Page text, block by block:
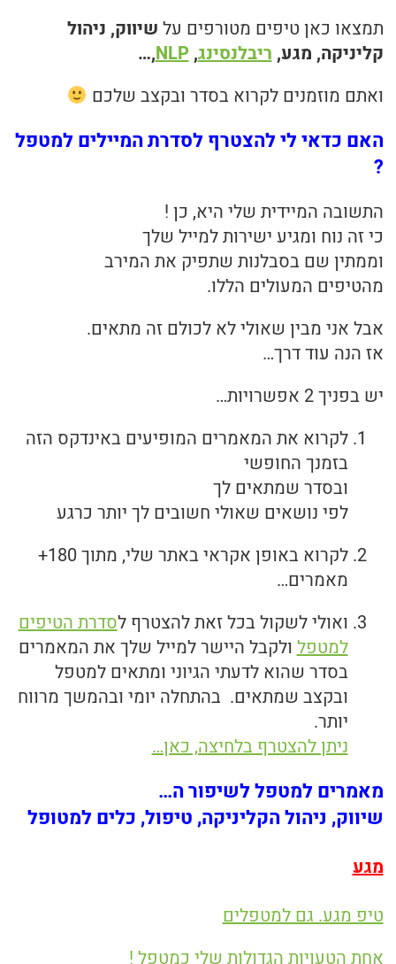
תמצאו כאן טיפים מטורפים על שיווק, ניהול
קליניקה, מגע, ריבלנסינג,
NLP
,…
ואתם מוזמנים לקרוא בסדר ובקצב שלכם
האם כדאי לי להצטרף לסדרת המיילים למטפל
?
התשובה המיידית שלי היא, כן !
כי זה נוח ומגיע ישירות למייל שלך
וממתין שם בסבלנות שתפיק את המירב
מהטיפים המעולים הללו.
אבל אני מבין שאולי לא לכולם זה מתאים.
אז הנה עוד דרך…
יש בפניך 2 אפשרויות…
לקרוא את המאמרים המופיעים באינדקס הזה
בזמנך החופשי
ובסדר שמתאים לך
לפי נושאים שאולי חשובים לך יותר כרגע
לקרוא באופן אקראי באתר שלי, מתוך 180+
מאמרים…
ואולי לשקול בכל זאת להצטרף לסדרת הטיפים
למטפל ולקבל היישר למייל שלך את המאמרים
בסדר שהוא לדעתי הגיוני ומתאים למטפל
ובקצב שמתאים. בהתחלה יומי ובהמשך מרווח
יותר.
ניתן להצטרף בלחיצה, כאן…
מאמרים למטפל לשיפור ה…
שיווק, ניהול הקליניקה, טיפול, כלים למטופל
מגע
טיפ מגע. גם למטפלים
אחת הטעויות הגדולות שלי כמטפל !